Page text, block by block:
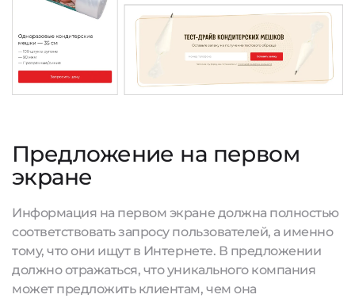
Предложение на первом
экране
Информация на первом экране должна полностью
соответствовать запросу пользователей, а именно
тому, что они ищут в Интернете. В предложении
должно отражаться, что уникального компания
может предложить клиентам, чем она